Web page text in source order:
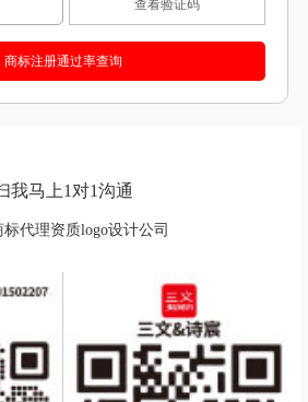
查看验证码
我马上1对1沟通
标代理资质logo设计公司